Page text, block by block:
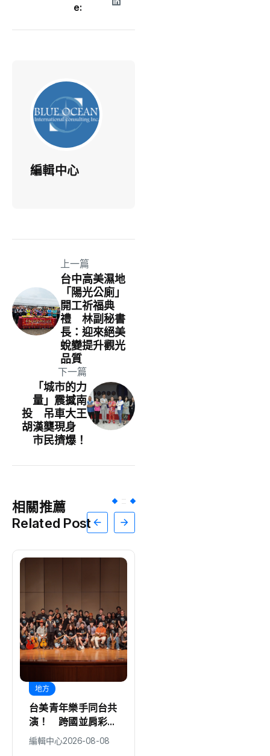
e:
編輯中心
上一篇
台中高美濕地
「陽光公廁」
開工祈福典
禮 林副秘書
長：迎來絕美
蛻變提升觀光
品質
下一篇
「城市的力
量」震撼南
投 吊車大王
胡漢龑現身
市民擠爆！
相關推薦
Related Post
地方
台美青年樂手同台共
演！ 跨國並肩彩排
激盪爵士新火花 展
現台中爵士人才培育
編輯中心2026-08-08